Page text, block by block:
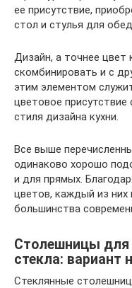
ее присутствие,
стол и стулья для
Дизайн, а точнее
скомбинировать и с
этим элементом
цветовое
стиля дизайна кухни.
Все выше
одинаково хорошо
и для прямых.
цветов, каждый из
большинства
Столешницы для
стекла: вариант
Стеклянные